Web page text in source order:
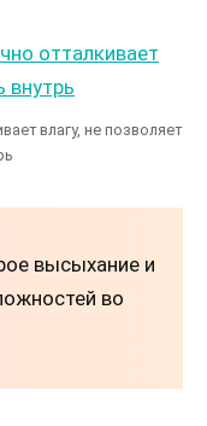
влагу, не позволяет
высыхание и
во